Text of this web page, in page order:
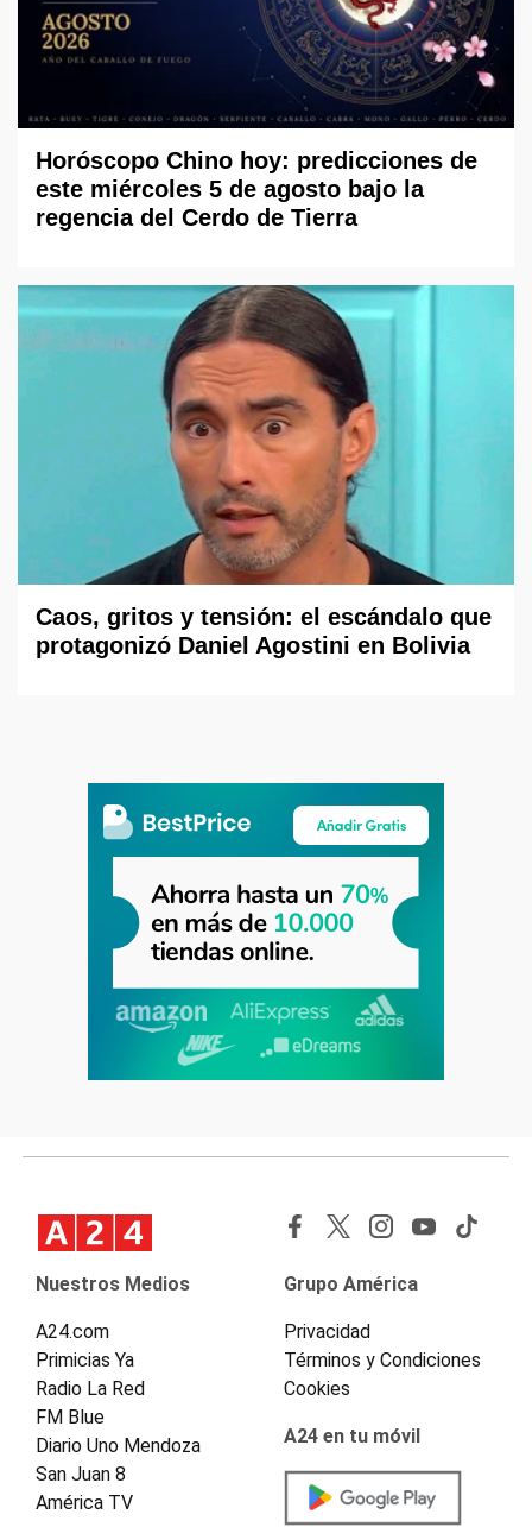
Horóscopo Chino hoy: predicciones de
este miércoles 5 de agosto bajo la
regencia del Cerdo de Tierra
Caos, gritos y tensión: el escándalo que
protagonizó Daniel Agostini en Bolivia
Nuestros Medios
A24.com
Primicias Ya
Radio La Red
FM Blue
Diario Uno Mendoza
San Juan 8
América TV
Grupo América
Privacidad
Términos y Condiciones
Cookies
A24 en tu móvil